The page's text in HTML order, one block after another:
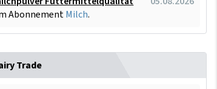
AbonnementMilch.
Trade